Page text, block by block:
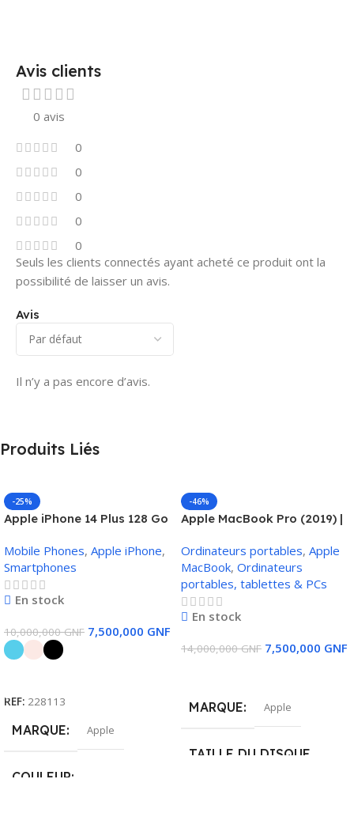
Avis clients
0 avis
0
0
0
0
0
Avis
Il n’y a pas encore d’avis.
Seuls les clients connectés ayant acheté ce produit ont la
possibilité de laisser un avis.
Produits Liés
-25%
Apple iPhone 14 Plus 128 Go
Mobile Phones, Apple iPhone,
Smartphones
En stock
10,000,000GNF 7,500,000 GNF
REF: 228113
MARQUE Apple
COULEUR
-46%
Apple MacBook Pro (2019) |
SSD, 4Go Carte Graphique,
Touch Bar
Ordinateurs portables, Apple
MacBook, Ordinateurs
portables, tablettes & PCs
En stock
14,000,000GNF 7,500,000 GNF
MARQUE Apple
TAILLE DU DISQUE